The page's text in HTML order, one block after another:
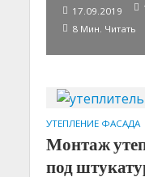
17.09.2019
8 Мин. Читать
УТЕПЛЕНИЕ ФАСАДА
Монтаж
под